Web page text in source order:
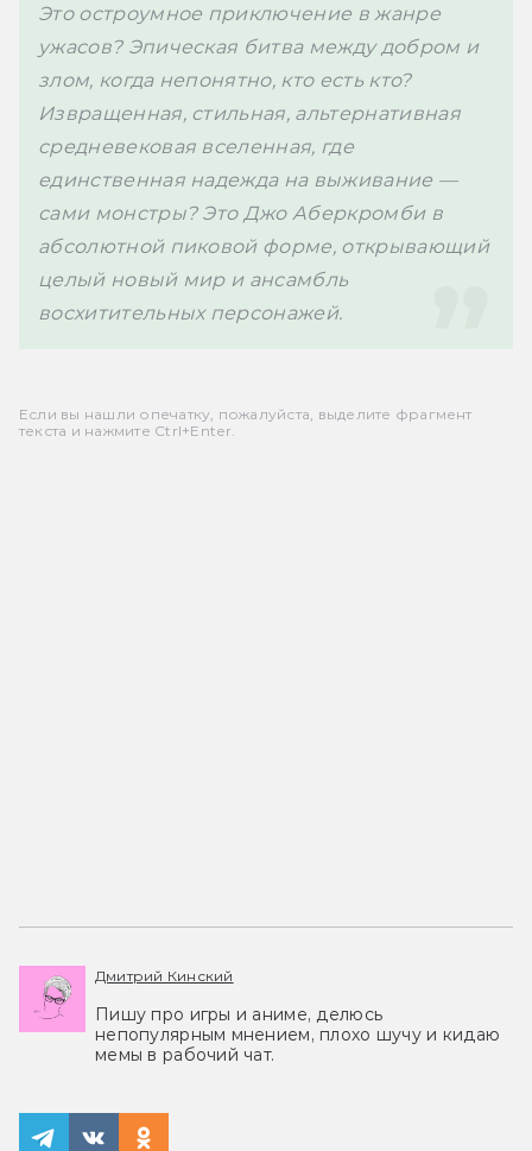
Это остроумное приключение в жанре
ужасов? Эпическая битва между добром и
злом, когда непонятно, кто есть кто?
Извращенная, стильная, альтернативная
средневековая вселенная, где
единственная надежда на выживание —
сами монстры? Это Джо Аберкромби в
абсолютной пиковой форме, открывающий
целый новый мир и ансамбль
восхитительных персонажей.
Если вы нашли опечатку, пожалуйста, выделите фрагмент
текста и нажмите Ctrl+Enter.
Дмитрий Кинский
Пишу про игры и аниме, делюсь
непопулярным мнением, плохо шучу и кидаю
мемы в рабочий чат.